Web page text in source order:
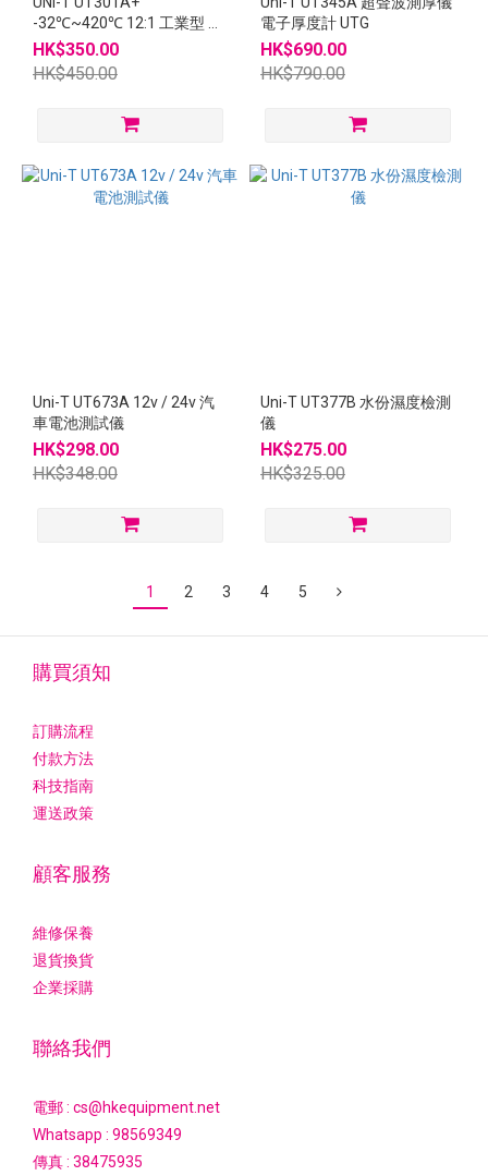
-32℃~420℃ 12:1 工業型 測
溫槍 測溫儀
HK$350.00
HK$450.00
電子厚度計 UTG
HK$690.00
HK$790.00
Uni-T UT673A 12v / 24v 汽
車電池測試儀
HK$298.00
HK$348.00
Uni-T UT377B 水份濕度檢測
儀
HK$275.00
HK$325.00
1 2 3 4 5
購買須知
訂購流程
付款方法
科技指南
運送政策
顧客服務
維修保養
退貨換貨
企業採購
聯絡我們
電郵 : cs@hkequipment.net
Whatsapp : 98569349
傳真 : 38475935